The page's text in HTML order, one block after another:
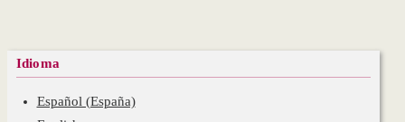
Idioma
Español (España)